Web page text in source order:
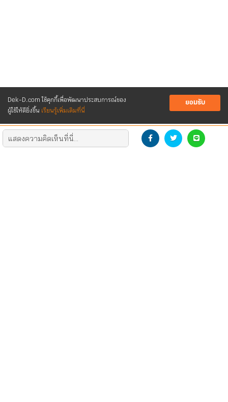
Dek-D.com ใช้คุกกี้เพื่อพัฒนาประสบการณ์ของ
ผู้ใช้ให้ดียิ่งขึ้น เรียนรู้เพิ่มเติมที่นี่
ยอมรับ